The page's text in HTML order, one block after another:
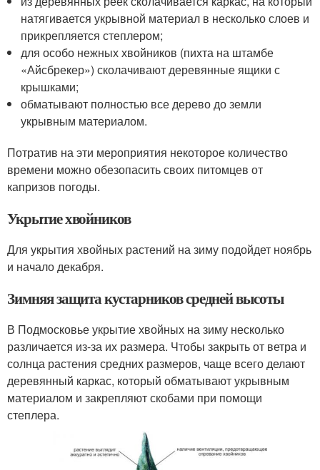
натягивается укрывной материал в несколько слоев и
прикрепляется степлером;
для особо нежных хвойников (пихта на штамбе
«Айсбрекер») сколачивают деревянные ящики с
крышками;
обматывают полностью все дерево до земли
укрывным материалом.
Потратив на эти мероприятия некоторое количество
времени можно обезопасить своих питомцев от
капризов погоды.
Укрытие хвойников
Для укрытия хвойных растений на зиму подойдет ноябрь
и начало декабря.
Зимняя защита кустарников средней высоты
В Подмосковье укрытие хвойных на зиму несколько
различается из-за их размера. Чтобы закрыть от ветра и
солнца растения средних размеров, чаще всего делают
деревянный каркас, который обматывают укрывным
материалом и закрепляют скобами при помощи
степлера.